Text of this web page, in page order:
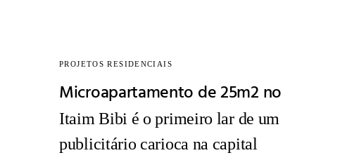
PROJETOS RESIDENCIAIS
Microapartamento de 25m2 no
Itaim Bibi é o primeiro lar de um
publicitário carioca na capital